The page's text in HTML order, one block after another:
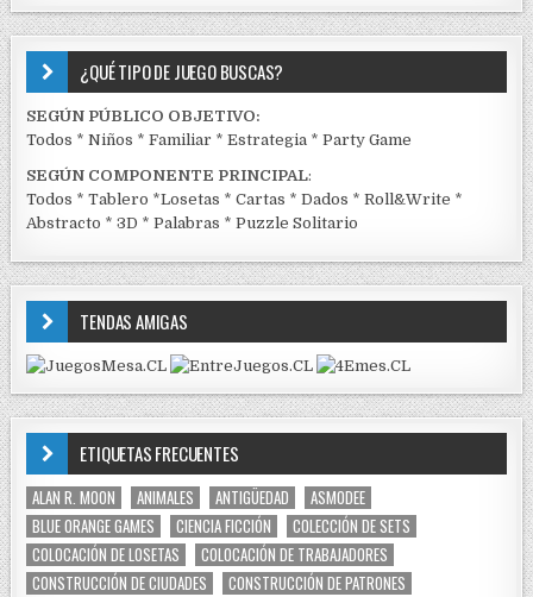
¿QUÉ TIPO DE JUEGO BUSCAS?
SEGÚN PÚBLICO OBJETIVO:
Todos *Niños *Familiar *Estrategia *Party Game
SEGÚN COMPONENTE PRINCIPAL:
Todos *Tablero *Losetas *Cartas *Dados *Roll&Write *
Abstracto *3D *Palabras *Puzzle Solitario
TENDAS AMIGAS
ETIQUETAS FRECUENTES
ALAN R. MOON ANIMALES ANTIGÜEDAD
ASMODEE
BLUE ORANGE GAMES
CIENCIA FICCIÓN
COLECCIÓN DE SETS
COLOCACIÓN DE LOSETAS
COLOCACIÓN DE TRABAJADORES
CONSTRUCCIÓN DE CIUDADES
CONSTRUCCIÓN DE PATRONES